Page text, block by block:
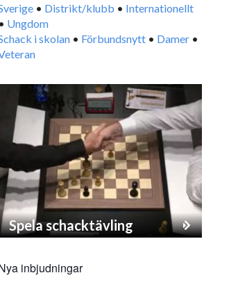
• Distrikt/klubb • Internationellt
• Ungdom
i skolan • Förbundsnytt • Damer •
Spela schacktävling
inbjudningar